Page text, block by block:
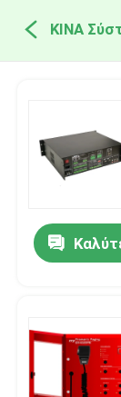
ΚΙΝΑ